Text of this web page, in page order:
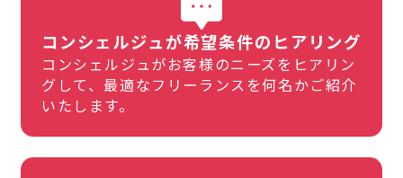
コンシェルジュが希望条件のヒアリング
コンシェルジュがお客様のニーズをヒアリン
グして、最適なフリーランスを何名かご紹介
いたします。